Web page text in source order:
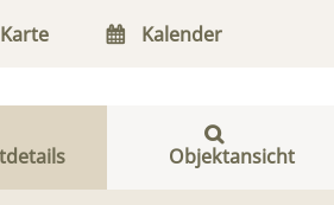
Karte Kalender
Objektansicht